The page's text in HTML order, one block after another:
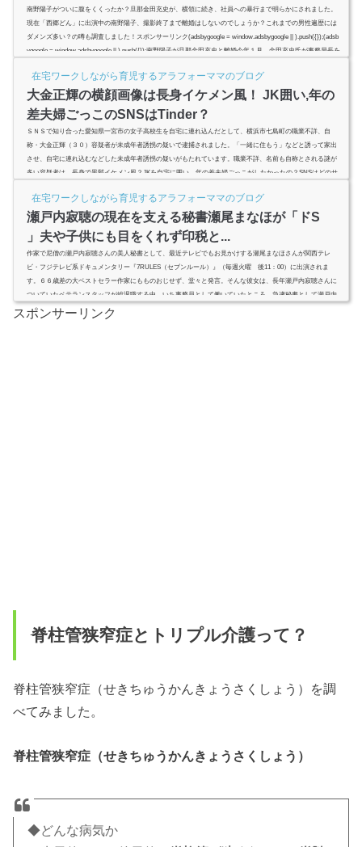
南野陽子がついに腹をくくったか？旦那金田充史が、横領に続き、社員への暴行まで明らかにされました。
現在「西郷どん」に出演中の南野陽子、撮影終了まで離婚はしないのでしょうか？これまでの男性遍歴には
ダメンズ多い？の噂も調査しました！スポンサーリンク(adsbygoogle = window.adsbygoogle || ).push({});(adsb
ygoogle = window.adsbygoogle || ).push({});南野陽子が旦那金田充史と離婚今年１月、金田充史氏が事務局長を
報...
在宅ワークしながら育児するアラフォーママのブログ
大金正輝の横顔画像は長身イケメン風！ JK囲い,年の
差夫婦ごっこのSNSはTinder？
ＳＮＳで知り合った愛知県一宮市の女子高校生を自宅に連れ込んだとして、横浜市七島町の職業不詳、自
称・大金正輝（３０）容疑者が未成年者誘拐の疑いで逮捕されました。「一緒に住もう」などと誘って家出
させ、自宅に連れ込むなどした未成年者誘拐の疑いがもたれています。職業不詳、名前も自称とされる謎が
多い容疑者は、長身で黒髪イケメン風？JKを自宅に囲い、年の差夫婦ごっこがしたかったの？SNSはどのサ
の横顔画像は黒...
在宅ワークしながら育児するアラフォーママのブログ
瀬戸内寂聴の現在を支える秘書瀬尾まなほが「ドS
」夫や子供にも目をくれず印税と...
作家で尼僧の瀬戸内寂聴さんの美人秘書として、最近テレビでもお見かけする瀬尾まなほさんが関西テレ
ビ・フジテレビ系ドキュメンタリー『7RULES（セブンルール）』（毎週火曜 後11：00）に出演されま
す。６６歳差の大ベストセラー作家にもものおじせず、堂々と発言。そんな彼女は、長年瀬戸内寂聴さんに
ついていたベテランスタッフが総退職する中、いち事務員として働いていたところ、急遽秘書として瀬戸内
寂聴さんに就くことに。スタッフの総退職の理由は？ ドSと噂のその素顔は？夫や子供はいるの？ 印税や
遺産目当てなの？全力調...
スポンサーリンク
脊柱管狭窄症とトリプル介護って？
脊柱管狭窄症（せきちゅうかんきょうさくしょう）を調
べてみました。
脊柱管狭窄症（せきちゅうかんきょうさくしょう）
◆どんな病気か